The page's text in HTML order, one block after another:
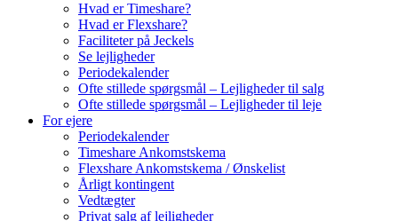
Hvad er Timeshare?
Hvad er Flexshare?
Faciliteter på Jeckels
Se lejligheder
Periodekalender
Ofte stillede spørgsmål – Lejligheder til salg
Ofte stillede spørgsmål – Lejligheder til leje
For ejere
Periodekalender
Timeshare Ankomstskema
Flexshare Ankomstskema / Ønskelist
Årligt kontingent
Vedtægter
Privat salg af lejligheder